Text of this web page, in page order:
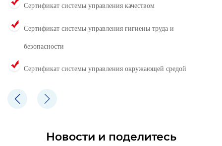
Сертификат системы управления качеством
Сертификат системы управления гигиены труда и
безопасности
Сертификат системы управления окружающей средой
Новости и поделитесь